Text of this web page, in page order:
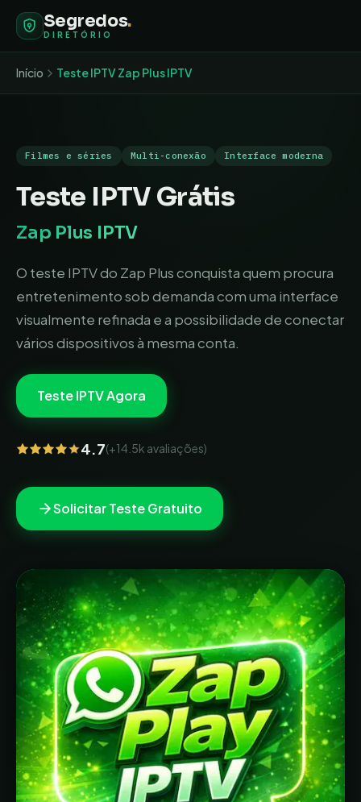
Segredos.
DIRETÓRIO
Início Teste IPTVZap Plus IPTV
Filmes e séries Multi-conexão Interface moderna
Teste IPTV Grátis
Zap Plus IPTV
O teste IPTV do Zap Plus conquista quem procura
entretenimento sob demanda com uma interface
visualmente refinada e a possibilidade de conectar
vários dispositivos à mesma conta.
Teste IPTV Agora
4.7(+14.5k avaliações)
Solicitar Teste Gratuito